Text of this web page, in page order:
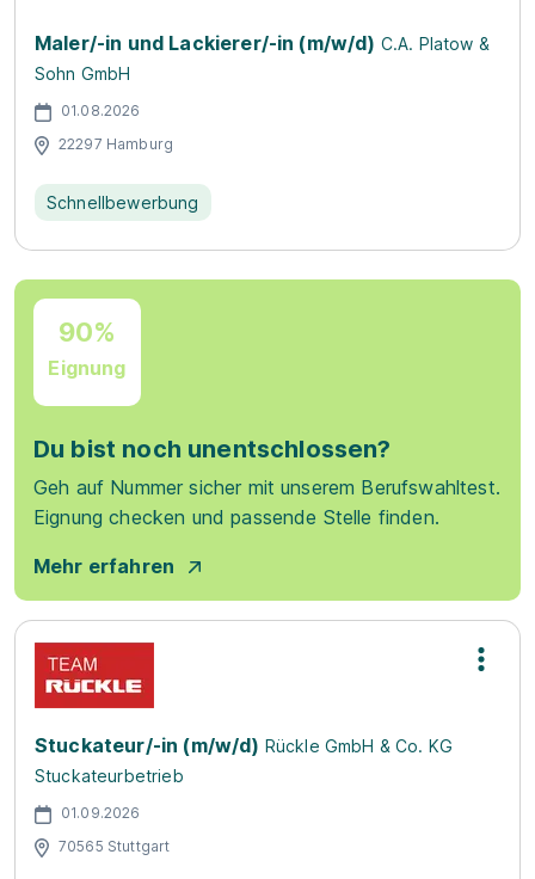
Maler/-in und Lackierer/-in (m/w/d) C.A. Platow &
Sohn GmbH
01.08.2026
22297 Hamburg
Schnellbewerbung
90%
Eignung
Du bist noch unentschlossen?
Geh auf Nummer sicher mit unserem Berufswahltest.
Eignung checken und passende Stelle finden.
Mehr erfahren
Stuckateur/-in (m/w/d) Rückle GmbH & Co. KG
Stuckateurbetrieb
01.09.2026
70565 Stuttgart